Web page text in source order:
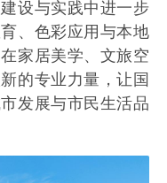
设与实践中进一步
、色彩应用与本地
家居美学、文旅空
的专业力量，让国
发展与市民生活品